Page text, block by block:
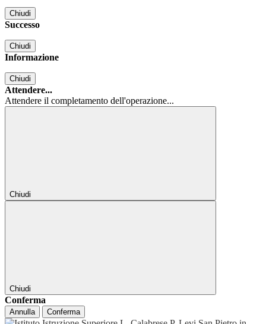
Chiudi
Successo
Chiudi
Informazione
Chiudi
Attendere...
Attendere il completamento dell'operazione...
Chiudi
Chiudi
Conferma
Annulla Conferma